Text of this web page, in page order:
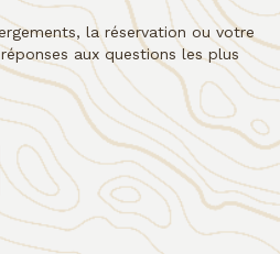
la réservation ou votre
aux questions les plus